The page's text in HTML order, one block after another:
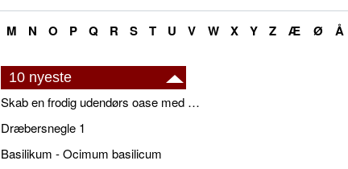
M N O P Q R S T U V W X Y Z Æ Ø Å
10 nyeste
Skab en frodig udendørs oase med smukke plantekrukker og elegante espalier
Dræbersnegle 1
Basilikum - Ocimum basilicum